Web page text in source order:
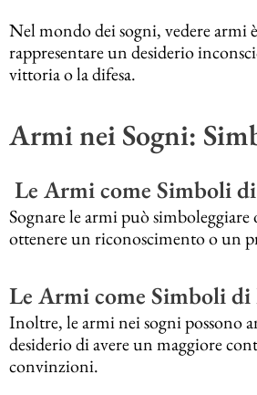
Nel mondo dei sogni, vedere armi
rappresentare un desiderio
vittoria o la difesa.
Armi nei Sogni:
Le Armi come Simboli
Sognare le armi può
ottenere un riconoscimento o un
Le Armi come Simboli
Inoltre, le armi nei sogni possono
desiderio di avere un maggiore
convinzioni.